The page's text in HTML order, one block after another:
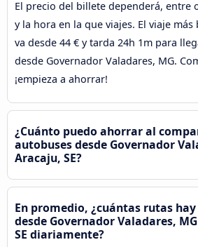
El precio del billete dependerá, entre
y la hora en la que viajes. El viaje
va desde 44 € y tarda 24h 1m para
desde Governador Valadares, MG.
¡empieza a ahorrar!
¿Cuánto puedo ahorrar al
autobuses desde Governador
Aracaju, SE?
En promedio, ¿cuántas rutas
desde Governador Valadares,
SE diariamente?